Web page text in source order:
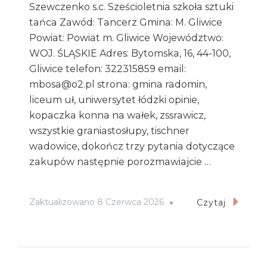
Szewczenko s.c. Sześcioletnia szkoła sztuki
tańca Zawód: Tancerz Gmina: M. Gliwice
Powiat: Powiat m. Gliwice Województwo:
WOJ. ŚLĄSKIE Adres: Bytomska, 16, 44-100,
Gliwice telefon: 322315859 email:
mbosa@o2.pl strona: gmina radomin,
liceum uł, uniwersytet łódzki opinie,
kopaczka konna na wałek, zssrawicz,
wszystkie graniastosłupy, tischner
wadowice, dokończ trzy pytania dotyczące
zakupów następnie porozmawiajcie …
Zaktualizowano 8 Czerwca 2026 Czytaj